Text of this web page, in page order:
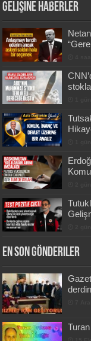
Gelişine Haberler
En Son Gönderiler